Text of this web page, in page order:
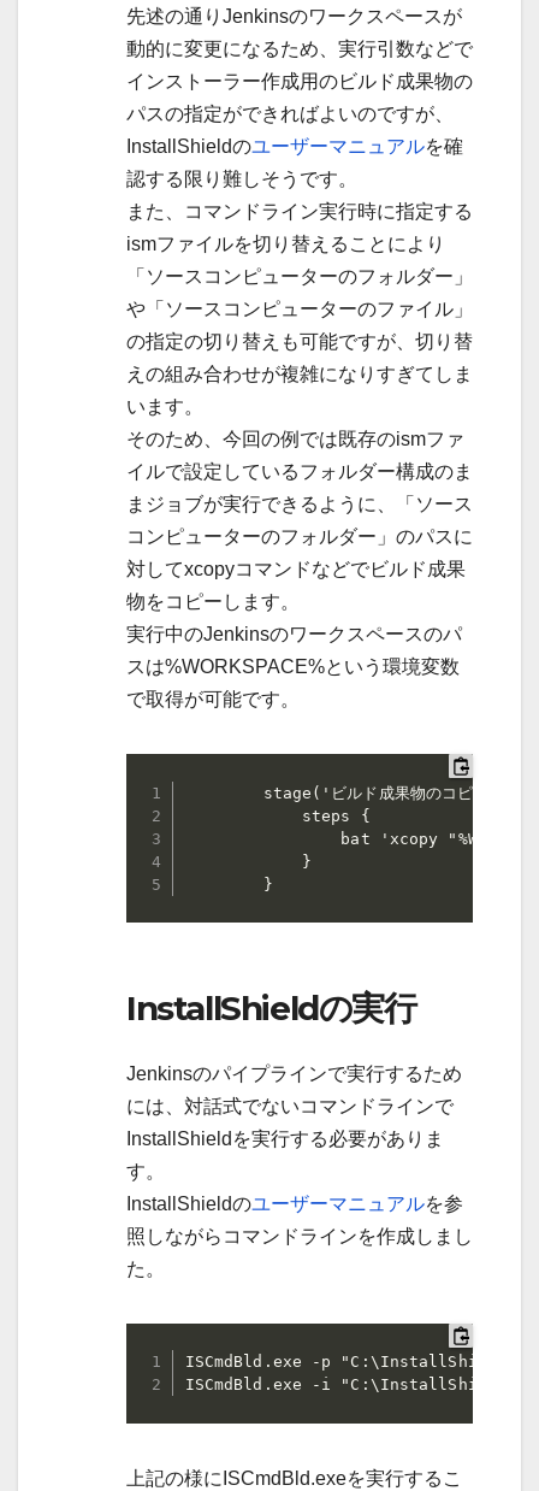
先述の通りJenkinsのワークスペースが
動的に変更になるため、実行引数などで
インストーラー作成用のビルド成果物の
パスの指定ができればよいのですが、
InstallShieldのユーザーマニュアルを確
認する限り難しそうです。
また、コマンドライン実行時に指定する
ismファイルを切り替えることにより
「ソースコンピューターのフォルダー」
や「ソースコンピューターのファイル」
の指定の切り替えも可能ですが、切り替
えの組み合わせが複雑になりすぎてしま
います。
そのため、今回の例では既存のismファ
イルで設定しているフォルダー構成のま
まジョブが実行できるように、「ソース
コンピューターのフォルダー」のパスに
対してxcopyコマンドなどでビルド成果
物をコピーします。
実行中のJenkinsのワークスペースのパ
スは%WORKSPACE%という環境変数
で取得が可能です。
        stage('ビルド成果物のコピー') {
            steps {
bat 'xcopy
            }
        }
InstallShieldの実行
Jenkinsのパイプラインで実行するため
には、対話式でないコマンドラインで
InstallShieldを実行する必要がありま
す。
InstallShieldのユーザーマニュアルを参
照しながらコマンドラインを作成しまし
た。
ISCmdBld.exe -p "C:\InstallShield
ISCmdBld.exe -i "C:\InstallShield
上記の様にISCmdBld.exeを実行するこ